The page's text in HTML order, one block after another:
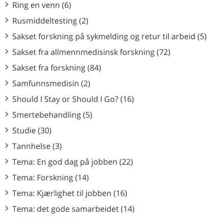
Ring en venn (6)
Rusmiddeltesting (2)
Sakset forskning på sykmelding og retur til arbeid (5)
Sakset fra allmennmedisinsk forskning (72)
Sakset fra forskning (84)
Samfunnsmedisin (2)
Should I Stay or Should I Go? (16)
Smertebehandling (5)
Studie (30)
Tannhelse (3)
Tema: En god dag på jobben (22)
Tema: Forskning (14)
Tema: Kjærlighet til jobben (16)
Tema: det gode samarbeidet (14)